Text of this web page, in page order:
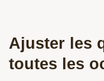
Ajuster les
toutes les